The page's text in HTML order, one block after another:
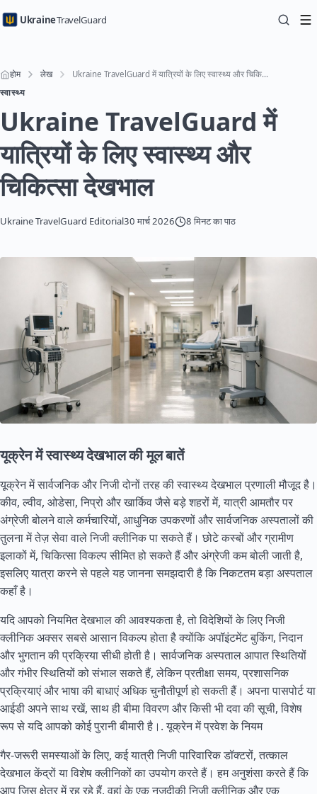
UkraineTravelGuard
होम लेख
Ukraine TravelGuard में यात्रियों के लिए स्वास्थ्य और चिकित्सा देखभाल
स्वास्थ्य
Ukraine TravelGuard में
यात्रियों के लिए स्वास्थ्य और
चिकित्सा देखभाल
Ukraine TravelGuard Editorial30 मार्च 2026 8 मिनट का पाठ
यूक्रेन में स्वास्थ्य देखभाल की मूल बातें
यूक्रेन में सार्वजनिक और निजी दोनों तरह की स्वास्थ्य देखभाल प्रणाली मौजूद है।
कीव, ल्वीव, ओडेसा, निप्रो और खार्किव जैसे बड़े शहरों में, यात्री आमतौर पर
अंग्रेजी बोलने वाले कर्मचारियों, आधुनिक उपकरणों और सार्वजनिक अस्पतालों की
तुलना में तेज़ सेवा वाले निजी क्लीनिक पा सकते हैं। छोटे कस्बों और ग्रामीण
इलाकों में, चिकित्सा विकल्प सीमित हो सकते हैं और अंग्रेजी कम बोली जाती है,
इसलिए यात्रा करने से पहले यह जानना समझदारी है कि निकटतम बड़ा अस्पताल
कहाँ है।
यदि आपको नियमित देखभाल की आवश्यकता है, तो विदेशियों के लिए निजी
क्लीनिक अक्सर सबसे आसान विकल्प होता है क्योंकि अपॉइंटमेंट बुकिंग, निदान
और भुगतान की प्रक्रिया सीधी होती है। सार्वजनिक अस्पताल आपात स्थितियों
और गंभीर स्थितियों को संभाल सकते हैं, लेकिन प्रतीक्षा समय, प्रशासनिक
प्रक्रियाएं और भाषा की बाधाएं अधिक चुनौतीपूर्ण हो सकती हैं। अपना पासपोर्ट या
आईडी अपने साथ रखें, साथ ही बीमा विवरण और किसी भी दवा की सूची, विशेष
रूप से यदि आपको कोई पुरानी बीमारी है।.यूक्रेन में प्रवेश के नियम
गैर-जरूरी समस्याओं के लिए, कई यात्री निजी पारिवारिक डॉक्टरों, तत्काल
देखभाल केंद्रों या विशेष क्लीनिकों का उपयोग करते हैं। हम अनुशंसा करते हैं कि
आप जिस क्षेत्र में रह रहे हैं, वहां के एक नजदीकी निजी क्लीनिक और एक